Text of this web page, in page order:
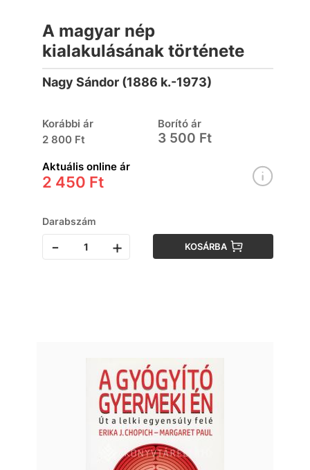
A magyar nép
kialakulásának története
Nagy Sándor (1886 k.-1973)
Korábbi ár
2 800 Ft
Borító ár
3 500 Ft
Aktuális online ár
2 450 Ft
Darabszám
- + KOSÁRBA